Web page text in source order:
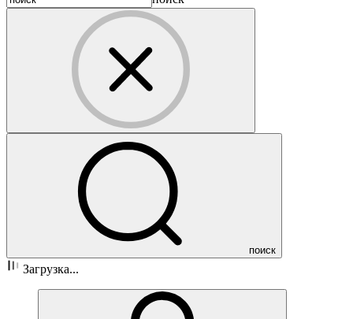
поиск
Загрузка...